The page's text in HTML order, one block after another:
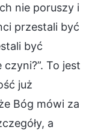
nie poruszy i
przestali być
być
To jest
już
Bóg mówi za
a